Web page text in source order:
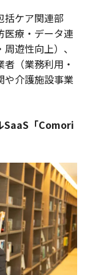
括ケア関連部
医療・データ連
遊性向上）、
（業務利用・
や介護施設事業
SaaS「Comori